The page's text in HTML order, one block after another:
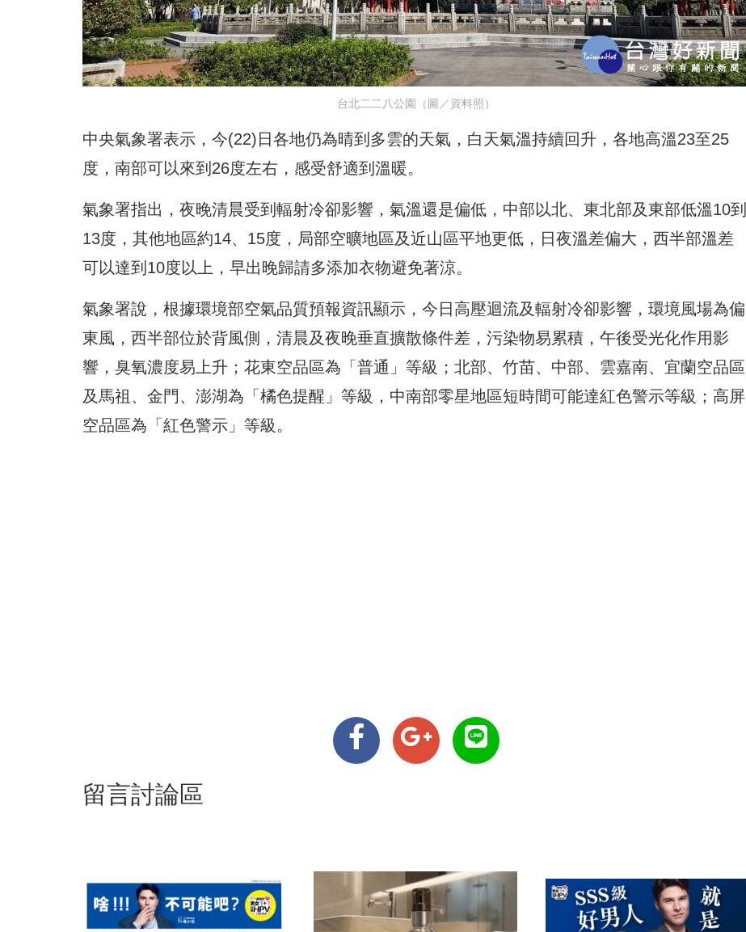
台北二二八公園（圖／資料照）
中央氣象署表示，今(22)日各地仍為晴到多雲的天氣，白天氣溫持續回升，各地高溫23至25
度，南部可以來到26度左右，感受舒適到溫暖。
氣象署指出，夜晚清晨受到輻射冷卻影響，氣溫還是偏低，中部以北、東北部及東部低溫10到
13度，其他地區約14、15度，局部空曠地區及近山區平地更低，日夜溫差偏大，西半部溫差
可以達到10度以上，早出晚歸請多添加衣物避免著涼。
氣象署說，根據環境部空氣品質預報資訊顯示，今日高壓迴流及輻射冷卻影響，環境風場為偏
東風，西半部位於背風側，清晨及夜晚垂直擴散條件差，污染物易累積，午後受光化作用影
響，臭氧濃度易上升；花東空品區為「普通」等級；北部、竹苗、中部、雲嘉南、宜蘭空品區
及馬祖、金門、澎湖為「橘色提醒」等級，中南部零星地區短時間可能達紅色警示等級；高屏
空品區為「紅色警示」等級。
留言討論區